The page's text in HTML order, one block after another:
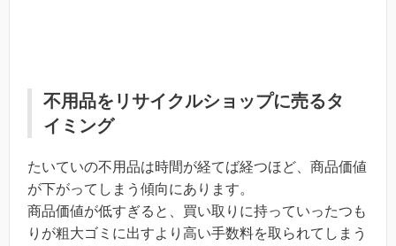
不用品をリサイクルショップに売るタ
イミング
たいていの不用品は時間が経てば経つほど、商品価値
が下がってしまう傾向にあります。
商品価値が低すぎると、買い取りに持っていったつも
りが粗大ゴミに出すより高い手数料を取られてしまう